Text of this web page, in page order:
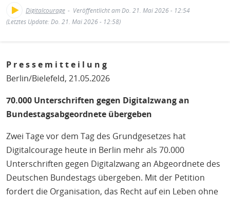
Digitalcourage
Veröffentlicht am Do. 21. Mai 2026 - 12:54
(Letztes Update: Do. 21. Mai 2026 - 12:58)
P r e s s e m i t t e i l u n g
Berlin/Bielefeld, 21.05.2026
70.000 Unterschriften gegen Digitalzwang an
Bundestagsabgeordnete übergeben
Zwei Tage vor dem Tag des Grundgesetzes hat
Digitalcourage heute in Berlin mehr als 70.000
Unterschriften gegen Digitalzwang an Abgeordnete des
Deutschen Bundestags übergeben. Mit der Petition
fordert die Organisation, das Recht auf ein Leben ohne